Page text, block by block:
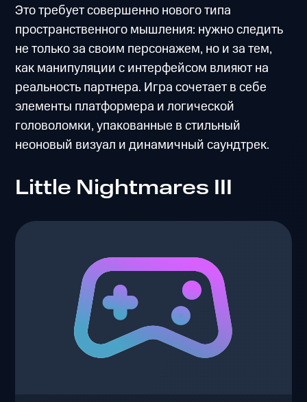
Это требует совершенно нового типа
пространственного мышления: нужно следить
не только за своим персонажем, но и за тем,
как манипуляции с интерфейсом влияют на
реальность партнера. Игра сочетает в себе
элементы платформера и логической
головоломки, упакованные в стильный
неоновый визуал и динамичный саундтрек.
Little Nightmares III